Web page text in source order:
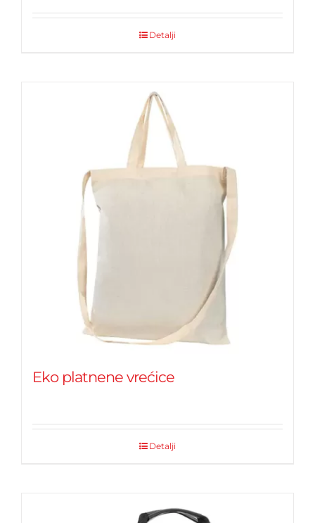
Detalji
Eko platnene vrećice
Detalji